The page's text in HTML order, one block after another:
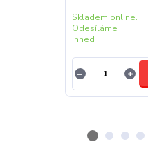
Skladem online.
Odesíláme
ihned